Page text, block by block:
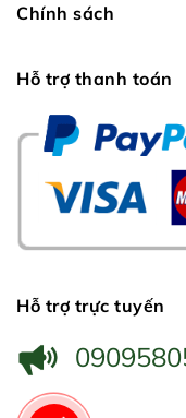
Chính sách
Hỗ trợ thanh toán
Hỗ trợ trực tuyến